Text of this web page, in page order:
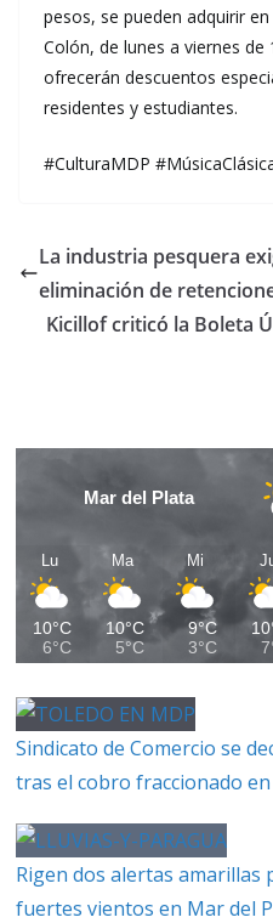
pesos, se pueden adquirir
Colón, de lunes a viernes de
ofrecerán descuentos
residentes y estudiantes.
#CulturaMDP
La industria pesquera
eliminación de
Kicillof criticó la Boleta
Mar del Plata
Lu
10°C
6°C
Ma
10°C
5°C
Mi
9°C
3°C
Sindicato de Comercio se
tras el cobro fraccionado
Rigen dos alertas
fuertes vientos en Mar del